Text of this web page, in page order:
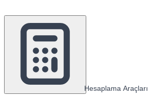
Hesaplama Araçları